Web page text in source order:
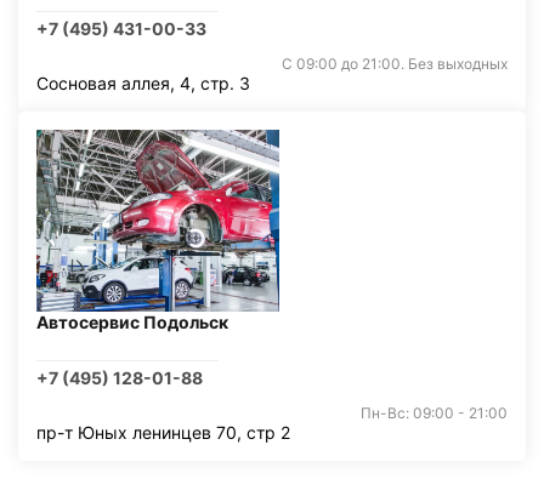
+7 (495) 431-00-33
С 09:00 до 21:00. Без выходных
Сосновая аллея, 4, стр. 3
Автосервис Подольск
+7 (495) 128-01-88
Пн-Вс: 09:00 - 21:00
пр-т Юных ленинцев 70, стр 2